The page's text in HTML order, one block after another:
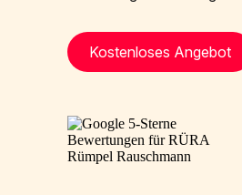
Kostenloses Angebot